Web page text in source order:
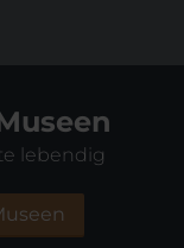
lebendig